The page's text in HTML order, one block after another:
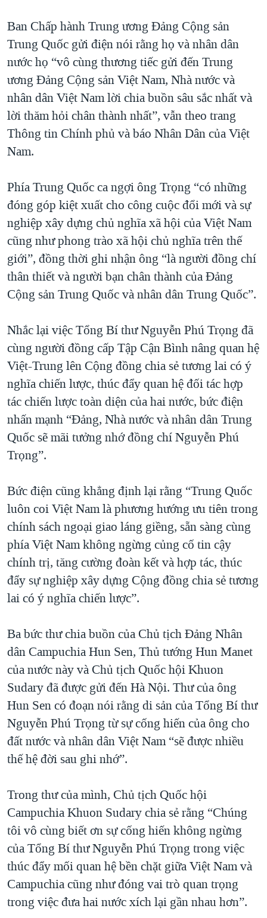
Ban Chấp hành Trung ương Đảng Cộng sản
Trung Quốc gửi điện nói rằng họ và nhân dân
nước họ “vô cùng thương tiếc gửi đến Trung
ương Đảng Cộng sản Việt Nam, Nhà nước và
nhân dân Việt Nam lời chia buồn sâu sắc nhất và
lời thăm hỏi chân thành nhất”, vẫn theo trang
Thông tin Chính phủ và báo Nhân Dân của Việt
Nam.
Phía Trung Quốc ca ngợi ông Trọng “có những
đóng góp kiệt xuất cho công cuộc đổi mới và sự
nghiệp xây dựng chủ nghĩa xã hội của Việt Nam
cũng như phong trào xã hội chủ nghĩa trên thế
giới”, đồng thời ghi nhận ông “là người đồng chí
thân thiết và người bạn chân thành của Đảng
Cộng sản Trung Quốc và nhân dân Trung Quốc”.
Nhắc lại việc Tổng Bí thư Nguyễn Phú Trọng đã
cùng người đồng cấp Tập Cận Bình nâng quan hệ
Việt-Trung lên Cộng đồng chia sẻ tương lai có ý
nghĩa chiến lược, thúc đẩy quan hệ đối tác hợp
tác chiến lược toàn diện của hai nước, bức điện
nhấn mạnh “Đảng, Nhà nước và nhân dân Trung
Quốc sẽ mãi tưởng nhớ đồng chí Nguyễn Phú
Trọng”.
Bức điện cũng khẳng định lại rằng “Trung Quốc
luôn coi Việt Nam là phương hướng ưu tiên trong
chính sách ngoại giao láng giềng, sẵn sàng cùng
phía Việt Nam không ngừng củng cố tin cậy
chính trị, tăng cường đoàn kết và hợp tác, thúc
đẩy sự nghiệp xây dựng Cộng đồng chia sẻ tương
lai có ý nghĩa chiến lược”.
Ba bức thư chia buồn của Chủ tịch Đảng Nhân
dân Campuchia Hun Sen, Thủ tướng Hun Manet
của nước này và Chủ tịch Quốc hội Khuon
Sudary đã được gửi đến Hà Nội. Thư của ông
Hun Sen có đoạn nói rằng di sản của Tổng Bí thư
Nguyễn Phú Trọng từ sự cống hiến của ông cho
đất nước và nhân dân Việt Nam “sẽ được nhiều
thế hệ đời sau ghi nhớ”.
Trong thư của mình, Chủ tịch Quốc hội
Campuchia Khuon Sudary chia sẻ rằng “Chúng
tôi vô cùng biết ơn sự cống hiến không ngừng
của Tổng Bí thư Nguyễn Phú Trọng trong việc
thúc đẩy mối quan hệ bền chặt giữa Việt Nam và
Campuchia cũng như đóng vai trò quan trọng
trong việc đưa hai nước xích lại gần nhau hơn”.